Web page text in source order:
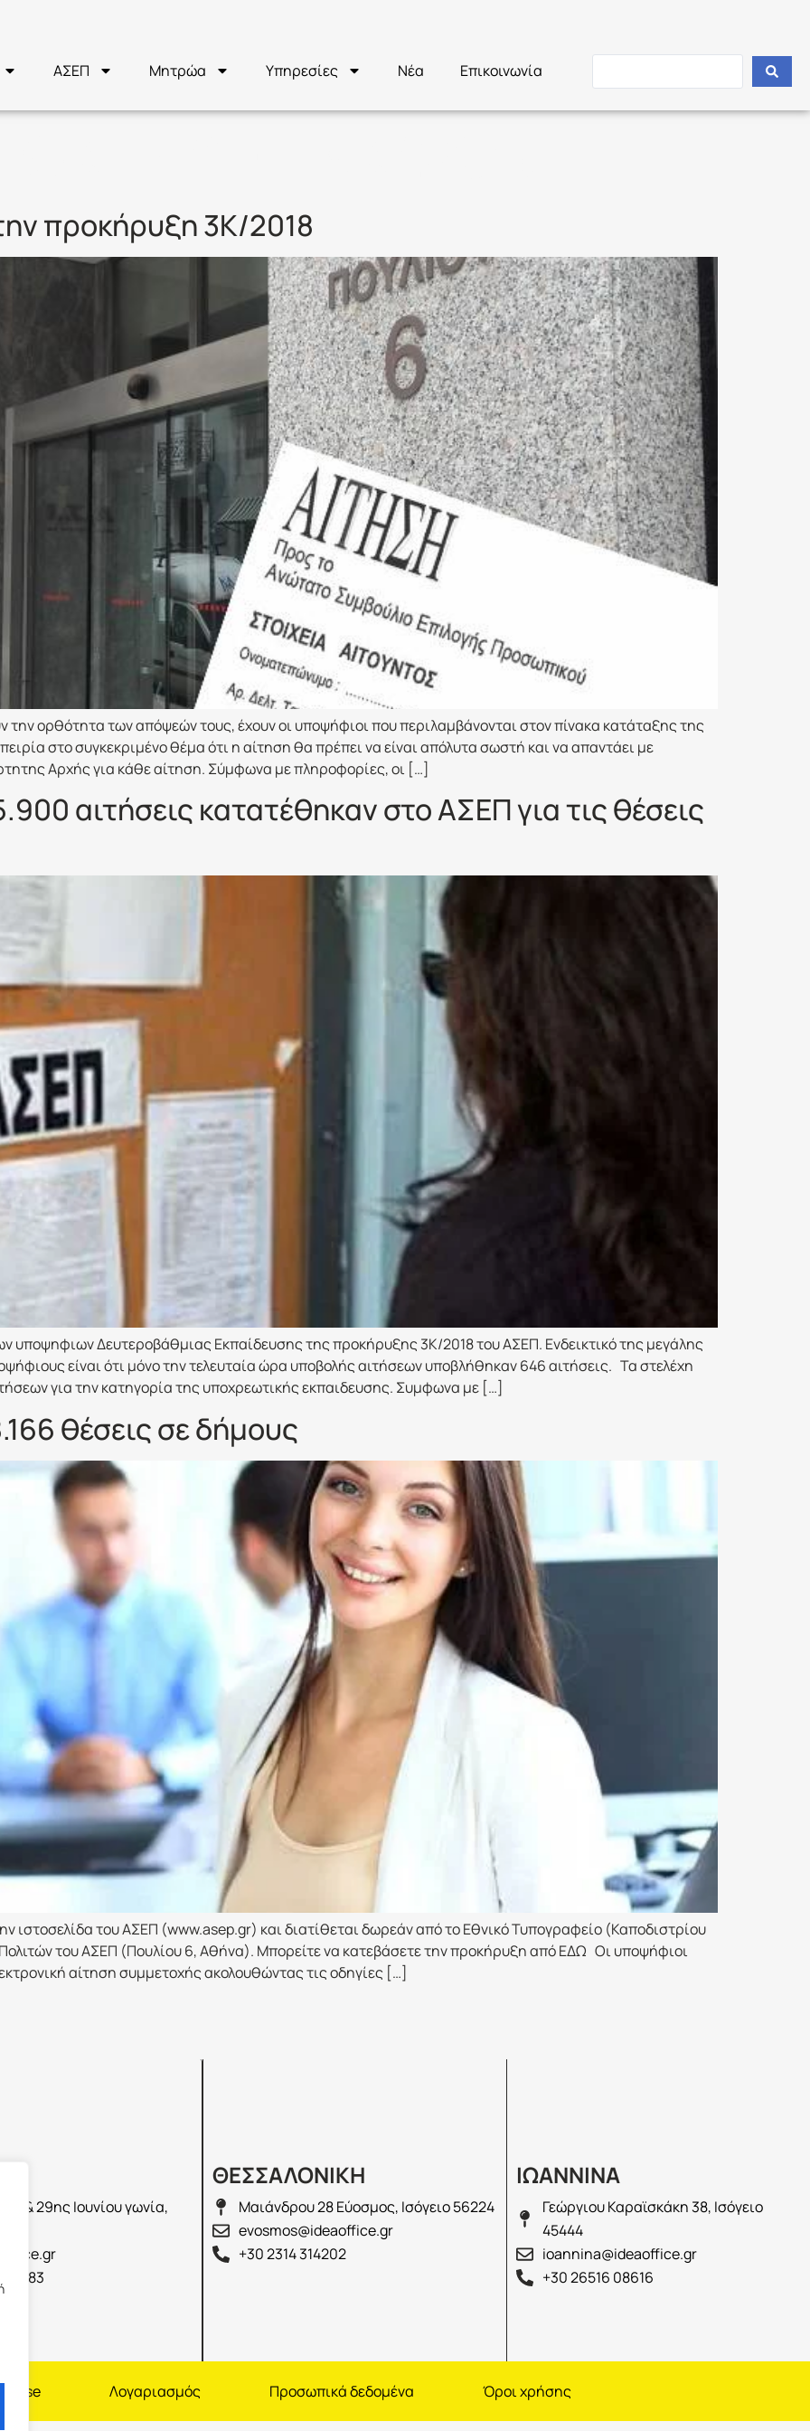
ΑΣΕΠ Μητρώα Υπηρεσίες Νέα Επικοινωνία
προκήρυξη 3Κ/2018
ορθότητα των απόψεών τους, έχουν οι υποψήφιοι που περιλαμβάνονται στον πίνακα κατάταξης της
στο συγκεκριμένο θέμα ότι η αίτηση θα πρέπει να είναι απόλυτα σωστή και να απαντάει με
Αρχής για κάθε αίτηση. Σύμφωνα με πληροφορίες, οι […]
αιτήσεις κατατέθηκαν στο ΑΣΕΠ για τις θέσεις
υποψηφιων Δευτεροβάθμιας Εκπαίδευσης της προκήρυξης 3Κ/2018 του ΑΣΕΠ. Ενδεικτικό της μεγάλης
είναι ότι μόνο την τελευταία ώρα υποβολής αιτήσεων υποβλήθηκαν 646 αιτήσεις. Τα στελέχη
για την κατηγορία της υποχρεωτικής εκπαιδευσης. Συμφωνα με […]
θέσεις σε δήμους
ιστοσελίδα του ΑΣΕΠ (www.asep.gr) και διατίθεται δωρεάν από το Εθνικό Τυπογραφείο (Καποδιστρίου
του ΑΣΕΠ (Πουλίου 6, Αθήνα). Μπορείτε να κατεβάσετε την προκήρυξη από ΕΔΩ Οι υποψήφιοι
αίτηση συμμετοχής ακολουθώντας τις οδηγίες […]
& 29ης Ιουνίου γωνία,
02583
ΘΕΣΣΑΛΟΝΙΚΗ
Μαιάνδρου 28 Εύοσμος, Ισόγειο 56224
evosmos@ideaoffice.gr
+30 2314 314202
ΙΩΑΝΝΙΝΑ
Γεώργιου Καραϊσκάκη 38, Ισόγειο
45444
ioannina@ideaoffice.gr
+30 26516 08616
Λογαριασμός Προσωπικά δεδομένα Όροι χρήσης